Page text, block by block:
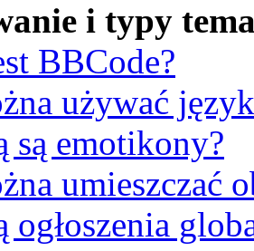
i typy
BBCode?
używać
są emotikony?
umieszczać
ogłoszenia